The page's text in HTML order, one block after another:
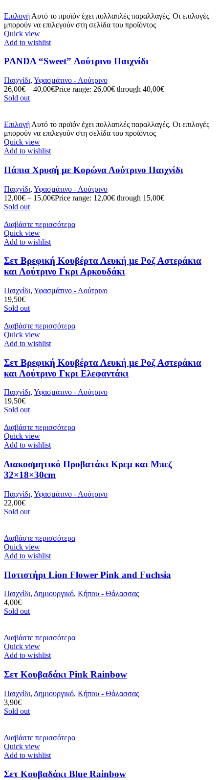
Επιλογή Αυτό το προϊόν έχει πολλαπλές παραλλαγές. Οι επιλογές
μπορούν να επιλεγούν στη σελίδα του προϊόντος
Quick view
Add to wishlist
PANDA “Sweet” Λούτρινο Παιχνίδι
Παιχνίδι, Υφασμάτινο - Λούτρινο
26,00€ – 40,00€Price range: 26,00€ through 40,00€
Sold out
Επιλογή Αυτό το προϊόν έχει πολλαπλές παραλλαγές. Οι επιλογές
μπορούν να επιλεγούν στη σελίδα του προϊόντος
Quick view
Add to wishlist
Πάπια Χρυσή με Κορώνα Λούτρινο Παιχνίδι
Παιχνίδι, Υφασμάτινο - Λούτρινο
12,00€ – 15,00€Price range: 12,00€ through 15,00€
Sold out
Διαβάστε περισσότερα
Quick view
Add to wishlist
Σετ Βρεφική Κουβέρτα Λευκή με Ροζ Αστεράκια
και Λούτρινο Γκρι Αρκουδάκι
Παιχνίδι, Υφασμάτινο - Λούτρινο
19,50€
Sold out
Διαβάστε περισσότερα
Quick view
Add to wishlist
Σετ Βρεφική Κουβέρτα Λευκή με Ροζ Αστεράκια
και Λούτρινο Γκρι Ελεφαντάκι
Παιχνίδι, Υφασμάτινο - Λούτρινο
19,50€
Sold out
Διαβάστε περισσότερα
Quick view
Add to wishlist
Διακοσμητικό Προβατάκι Κρεμ και Μπεζ
32×18×30cm
Παιχνίδι, Υφασμάτινο - Λούτρινο
22,00€
Sold out
Διαβάστε περισσότερα
Quick view
Add to wishlist
Ποτιστήρι Lion Flower Pink and Fuchsia
Παιχνίδι, Δημιουργικό, Κήπου - Θάλασσας
4,00€
Sold out
Διαβάστε περισσότερα
Quick view
Add to wishlist
Σετ Κουβαδάκι Pink Rainbow
Παιχνίδι, Δημιουργικό, Κήπου - Θάλασσας
3,90€
Sold out
Διαβάστε περισσότερα
Quick view
Add to wishlist
Σετ Κουβαδάκι Blue Rainbow